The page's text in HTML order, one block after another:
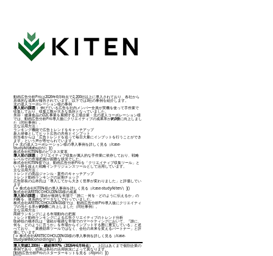
動画広告分析Proは2026年6月時点で2,200社以上に導入されており、各社から
具体的な成果が報告されています。以下では3社の事例を紹介します。
北の達人コーポレーション様の事例
導入前の課題： 伸びている広告を社内メンバー全員が実機を使って手作業で
収集しており、収集工数が大きな負担となっていました。
美容・健康食品のD2C事業を展開する上場企業・北の達人コーポレーション様
では、動画広告分析Pro導入後にクリエイティブの成果率が約3倍に向上しまし
た（同社事例）。
主な活用方法：
ランキング機能で広告トレンドをキャッチアップ
新人研修としてヒット広告の共有とインプット
担当者からは「広告トレンドを追って毎日大量にインプットを行うことができ
ます」という声が寄せられています。
[→ 北の達人コーポレーション様の導入事例を詳しく見る（/case-
study/kitatatsujin/）]()
株式会社KITEN様のビジネス変革
導入前の課題：クリエイティブ収集が属人的な手作業に依存しており、戦略
レベルでの市場把握が困難な状況でした。
株式会社KITEN様では、動画広告分析Proを「クリエイティブ収集ツール」と
いう枠を超えた戦略インテリジェンスツールとして活用しています。
主な活用方法：
トレンドの商品ジャンル・案件のキャッチアップ
トレンド動画ランキングの定期チェック
広告部長の山本氏は「導入してから大きく世界が変わりました」と評価してい
ます。
[→ 株式会社KITEN様の導入事例を詳しく見る（/case-study/kiten/）]()
株式会社ARETECOHOLDINGS様の成果
導入前の課題： 需給が複雑な市場で「誰に・何を・どのように伝えるか」の
判断を、体系的なデータなしで行っていました。
株式会社ARETECOHOLDINGS様では、動画広告分析Pro導入後にクリエイティ
ブの当たる率が約5倍に向上しました（同社事例）。
主な活用方法：
商材ランキングによる市場動向の把握
トレンド動画ランキングによる広告クリエイティブのトレンド分析
取締役の橋本氏は「需給が複雑な市場でのマーケティングにおいて、『誰に、
何を、どのように言うか』を市場からインプットする際に重宝している」と述
べており、「業務効率ツールではなく、会社の未来を変えるパートナー」と評
価しています。
[→ 株式会社ARETECOHOLDINGS様の導入事例を詳しく見る（/case-
study/aretecoholdings/）]()
導入実績2,200社・継続率97%（2026年6月時点）。
上記はあくまで個別企業の
事例であり、効果は各社の活用状況によって異なります。
[動画広告分析Proのスターターキットを見る（/dpro/）]()